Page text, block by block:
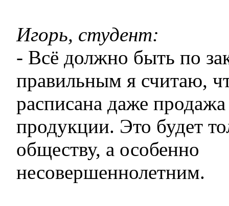
Игорь, студент:
- Всё должно быть по
правильным я считаю,
расписана даже
продукции. Это будет
обществу, а особенно
несовершеннолетним.